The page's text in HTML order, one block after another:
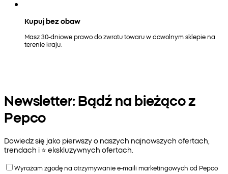
Kupuj bez obaw
Masz 30-dniowe prawo do zwrotu towaru w dowolnym sklepie na
terenie kraju.
Newsletter: Bądź na bieżąco z
Pepco
Dowiedz się jako pierwszy o naszych najnowszych ofertach,
trendach i ⭐️ ekskluzywnych ofertach.
Wyrażam zgodę na otrzymywanie e-maili marketingowych od Pepco